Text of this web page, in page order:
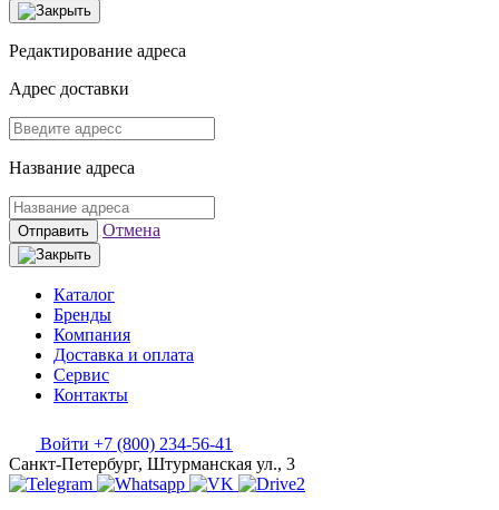
Редактирование адреса
Адрес доставки
Название адреса
Отправить Отмена
Каталог
Бренды
Компания
Доставка и оплата
Сервис
Контакты
Войти +7 (800) 234-56-41
Санкт-Петербург, Штурманская ул., 3